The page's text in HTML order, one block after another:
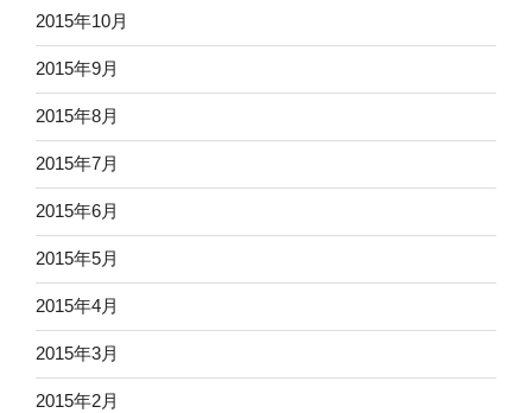
2015年10月
2015年9月
2015年8月
2015年7月
2015年6月
2015年5月
2015年4月
2015年3月
2015年2月